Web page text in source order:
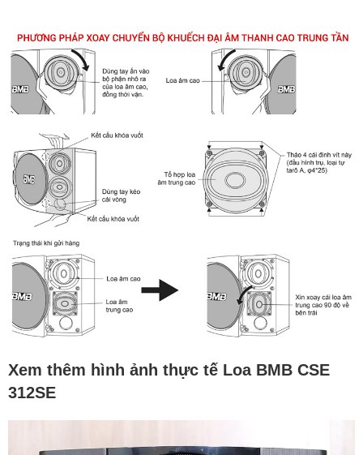
Xem thêm hình ảnh thực tế Loa BMB CSE
312SE